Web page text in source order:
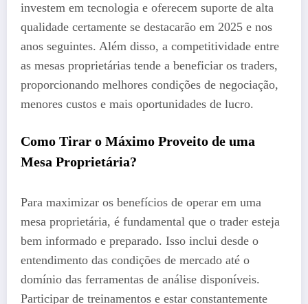
investem em tecnologia e oferecem suporte de alta
qualidade certamente se destacarão em 2025 e nos
anos seguintes. Além disso, a competitividade entre
as mesas proprietárias tende a beneficiar os traders,
proporcionando melhores condições de negociação,
menores custos e mais oportunidades de lucro.
Como Tirar o Máximo Proveito de uma
Mesa Proprietária?
Para maximizar os benefícios de operar em uma
mesa proprietária, é fundamental que o trader esteja
bem informado e preparado. Isso inclui desde o
entendimento das condições de mercado até o
domínio das ferramentas de análise disponíveis.
Participar de treinamentos e estar constantemente